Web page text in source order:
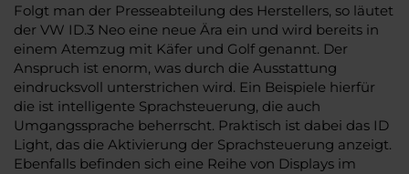
Folgt man der Presseabteilung des Herstellers, so läutet
der VW ID.3 Neo eine neue Ära ein und wird bereits in
einem Atemzug mit Käfer und Golf genannt. Der
Anspruch ist enorm, was durch die Ausstattung
eindrucksvoll unterstrichen wird. Ein Beispiele hierfür
die ist intelligente Sprachsteuerung, die auch
Umgangssprache beherrscht. Praktisch ist dabei das ID
Light, das die Aktivierung der Sprachsteuerung anzeigt.
Ebenfalls befinden sich eine Reihe von Displays im